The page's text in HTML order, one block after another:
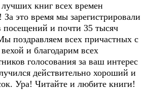
книг всех времен
это время мы зарегистрировали
посещений и почти 35 тысяч
поздравляем всех причастных с
и благодарим всех
голосования за ваш интерес
действительно хороший и
Ура! Читайте и любите книги!